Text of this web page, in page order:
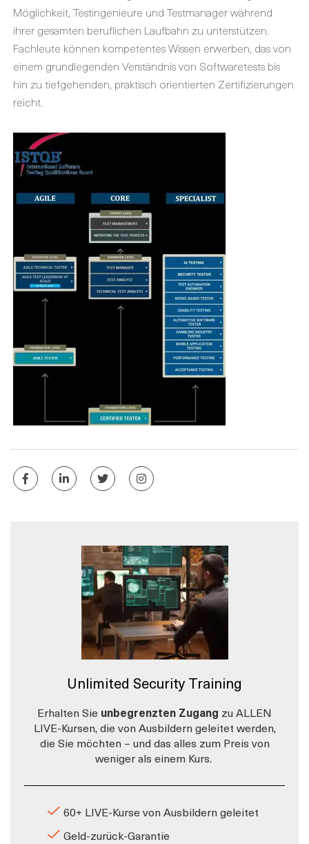
Möglichkeit, Testingenieure und Testmanager während
ihrer gesamten beruflichen Laufbahn zu unterstützen.
Fachleute können kompetentes Wissen erwerben, das von
einem grundlegenden Verständnis von Softwaretests bis
hin zu tiefgehenden, praktisch orientierten Zertifizierungen
reicht.
Unlimited Security Training
Erhalten Sie unbegrenzten Zugang zu ALLEN
LIVE-Kursen, die von Ausbildern geleitet werden,
die Sie möchten – und das alles zum Preis von
weniger als einem Kurs.
60+ LIVE-Kurse von Ausbildern geleitet
Geld-zurück-Garantie